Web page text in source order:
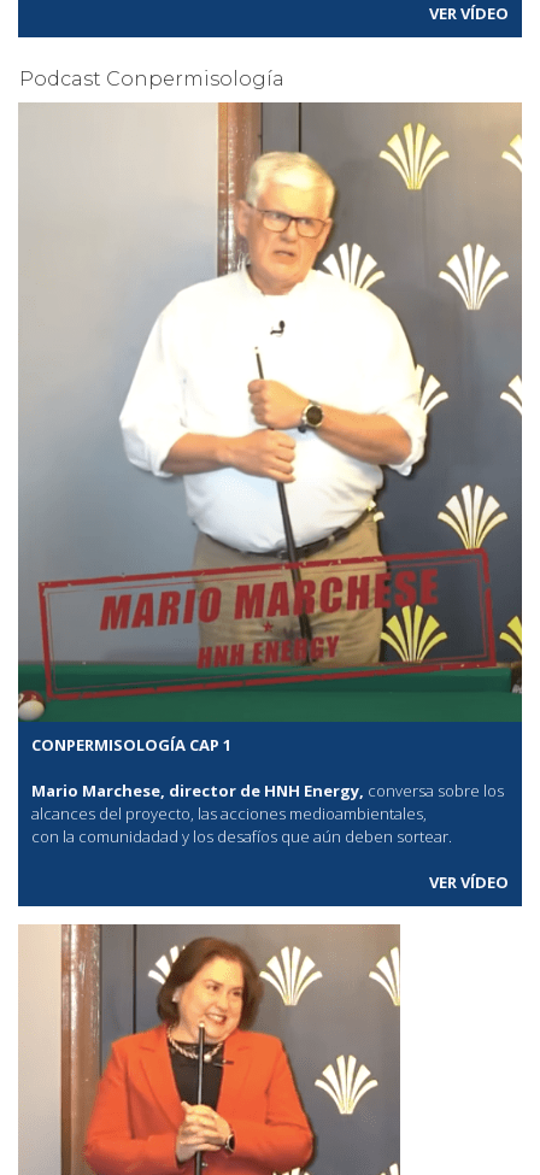
VER VÍDEO
Podcast Conpermisología
CONPERMISOLOGÍA CAP 1
Mario Marchese, director de HNH Energy, conversa sobre los
alcances del proyecto, las acciones medioambientales,
con la comunidadad y los desafíos que aún deben sortear.
VER VÍDEO